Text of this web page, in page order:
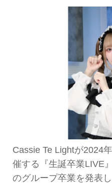
Cassie Te Lightが2024
催する『生誕卒業LIVE
のグループ卒業を発表し